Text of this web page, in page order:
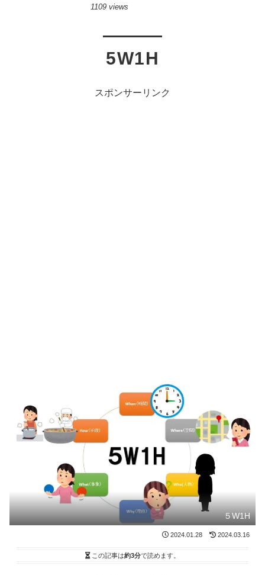
1109 views
5W1H
スポンサーリンク
５W1H
2024.01.28 2024.03.16
この記事は約3分で読めます。